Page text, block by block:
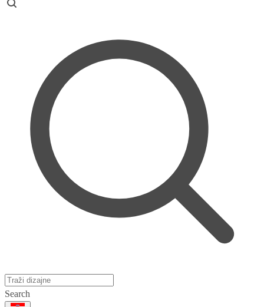
Search